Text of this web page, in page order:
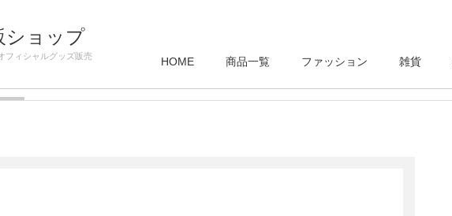
ショップ
フィシャルグッズ販売 HOME 商品一覧 ファッション 雑貨